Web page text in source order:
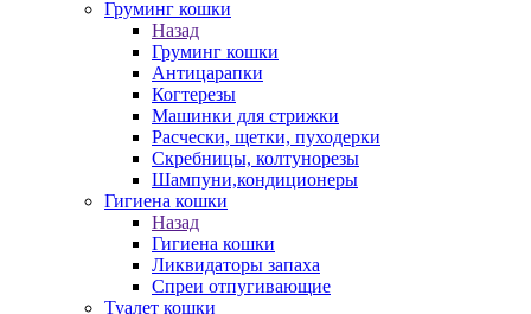
Груминг кошки
Назад
Груминг кошки
Антицарапки
Когтерезы
Машинки для стрижки
Расчески, щетки, пуходерки
Скребницы, колтунорезы
Шампуни,кондиционеры
Гигиена кошки
Назад
Гигиена кошки
Ликвидаторы запаха
Спреи отпугивающие
Туалет кошки